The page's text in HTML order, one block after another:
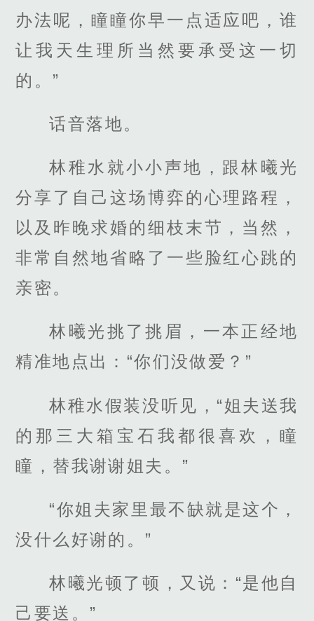
办法呢，瞳瞳你早一点适应吧，谁
让我天生理所当然要承受这一切
的。”
话音落地。
林稚水就小小声地，跟林曦光
分享了自己这场博弈的心理路程，
以及昨晚求婚的细枝末节，当然，
非常自然地省略了一些脸红心跳的
亲密。
林曦光挑了挑眉，一本正经地
精准地点出：“你们没做爱？”
林稚水假装没听见，“姐夫送我
的那三大箱宝石我都很喜欢，瞳
瞳，替我谢谢姐夫。”
“你姐夫家里最不缺就是这个，
没什么好谢的。”
林曦光顿了顿，又说：“是他自
己要送。”